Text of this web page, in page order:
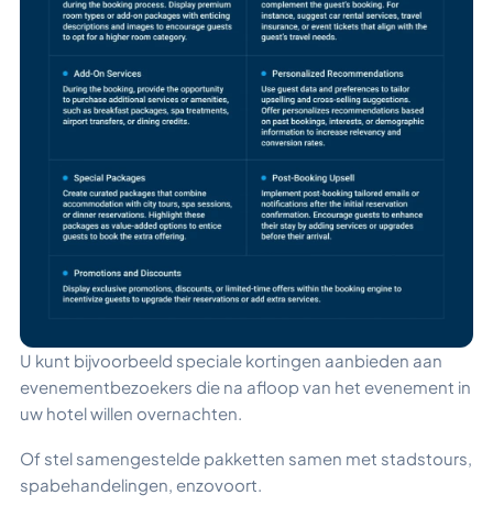
U kunt bijvoorbeeld speciale kortingen aanbieden aan
evenementbezoekers die na afloop van het evenement in
uw hotel willen overnachten.
Of stel samengestelde pakketten samen met stadstours,
spabehandelingen, enzovoort.